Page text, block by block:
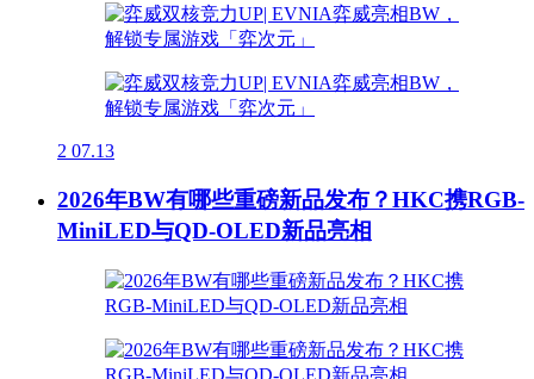
2 07.13
2026年BW有哪些重磅新品发布？HKC携RGB-
MiniLED与QD-OLED新品亮相